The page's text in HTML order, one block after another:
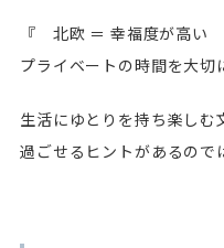
『 北欧 ＝ 幸福度が高い
プライベートの時間を大切
生活にゆとりを持ち楽しむ
過ごせるヒントがあるので